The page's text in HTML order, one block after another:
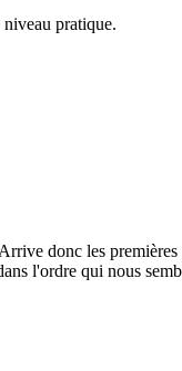
pratique.
donc les
l'ordre qui nous